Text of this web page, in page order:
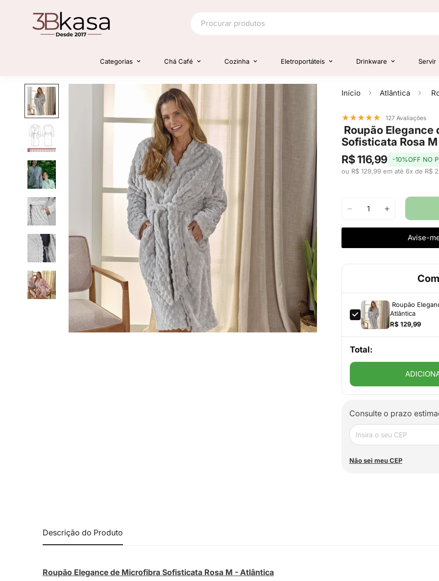
Categorias Chá Café Cozinha Eletroportáteis Drinkware Servir
Início Atlântica
★★★★★ 127 Avaliações
Roupão
Sofisticata Rosa
R$ 116,99
-10%OFF NO
ou R$ 129,99 em até 6x de R$
Avise-
Roupão
Atlântica
R$ 129,99
Total:
Consulte o prazo
Não sei meu CEP
Descrição do Produto
Roupão Elegance de Microfibra Sofisticata Rosa M - Atlântica